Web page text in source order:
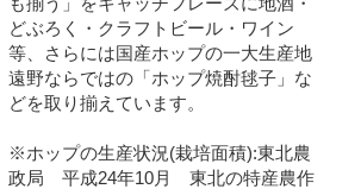
どぶろく・クラフトビール・ワイン
等、さらには国産ホップの一大生産地
遠野ならではの「ホップ焼酎毬子」な
どを取り揃えています。
※ホップの生産状況(栽培面積):東北農
政局 平成24年10月 東北の特産農作